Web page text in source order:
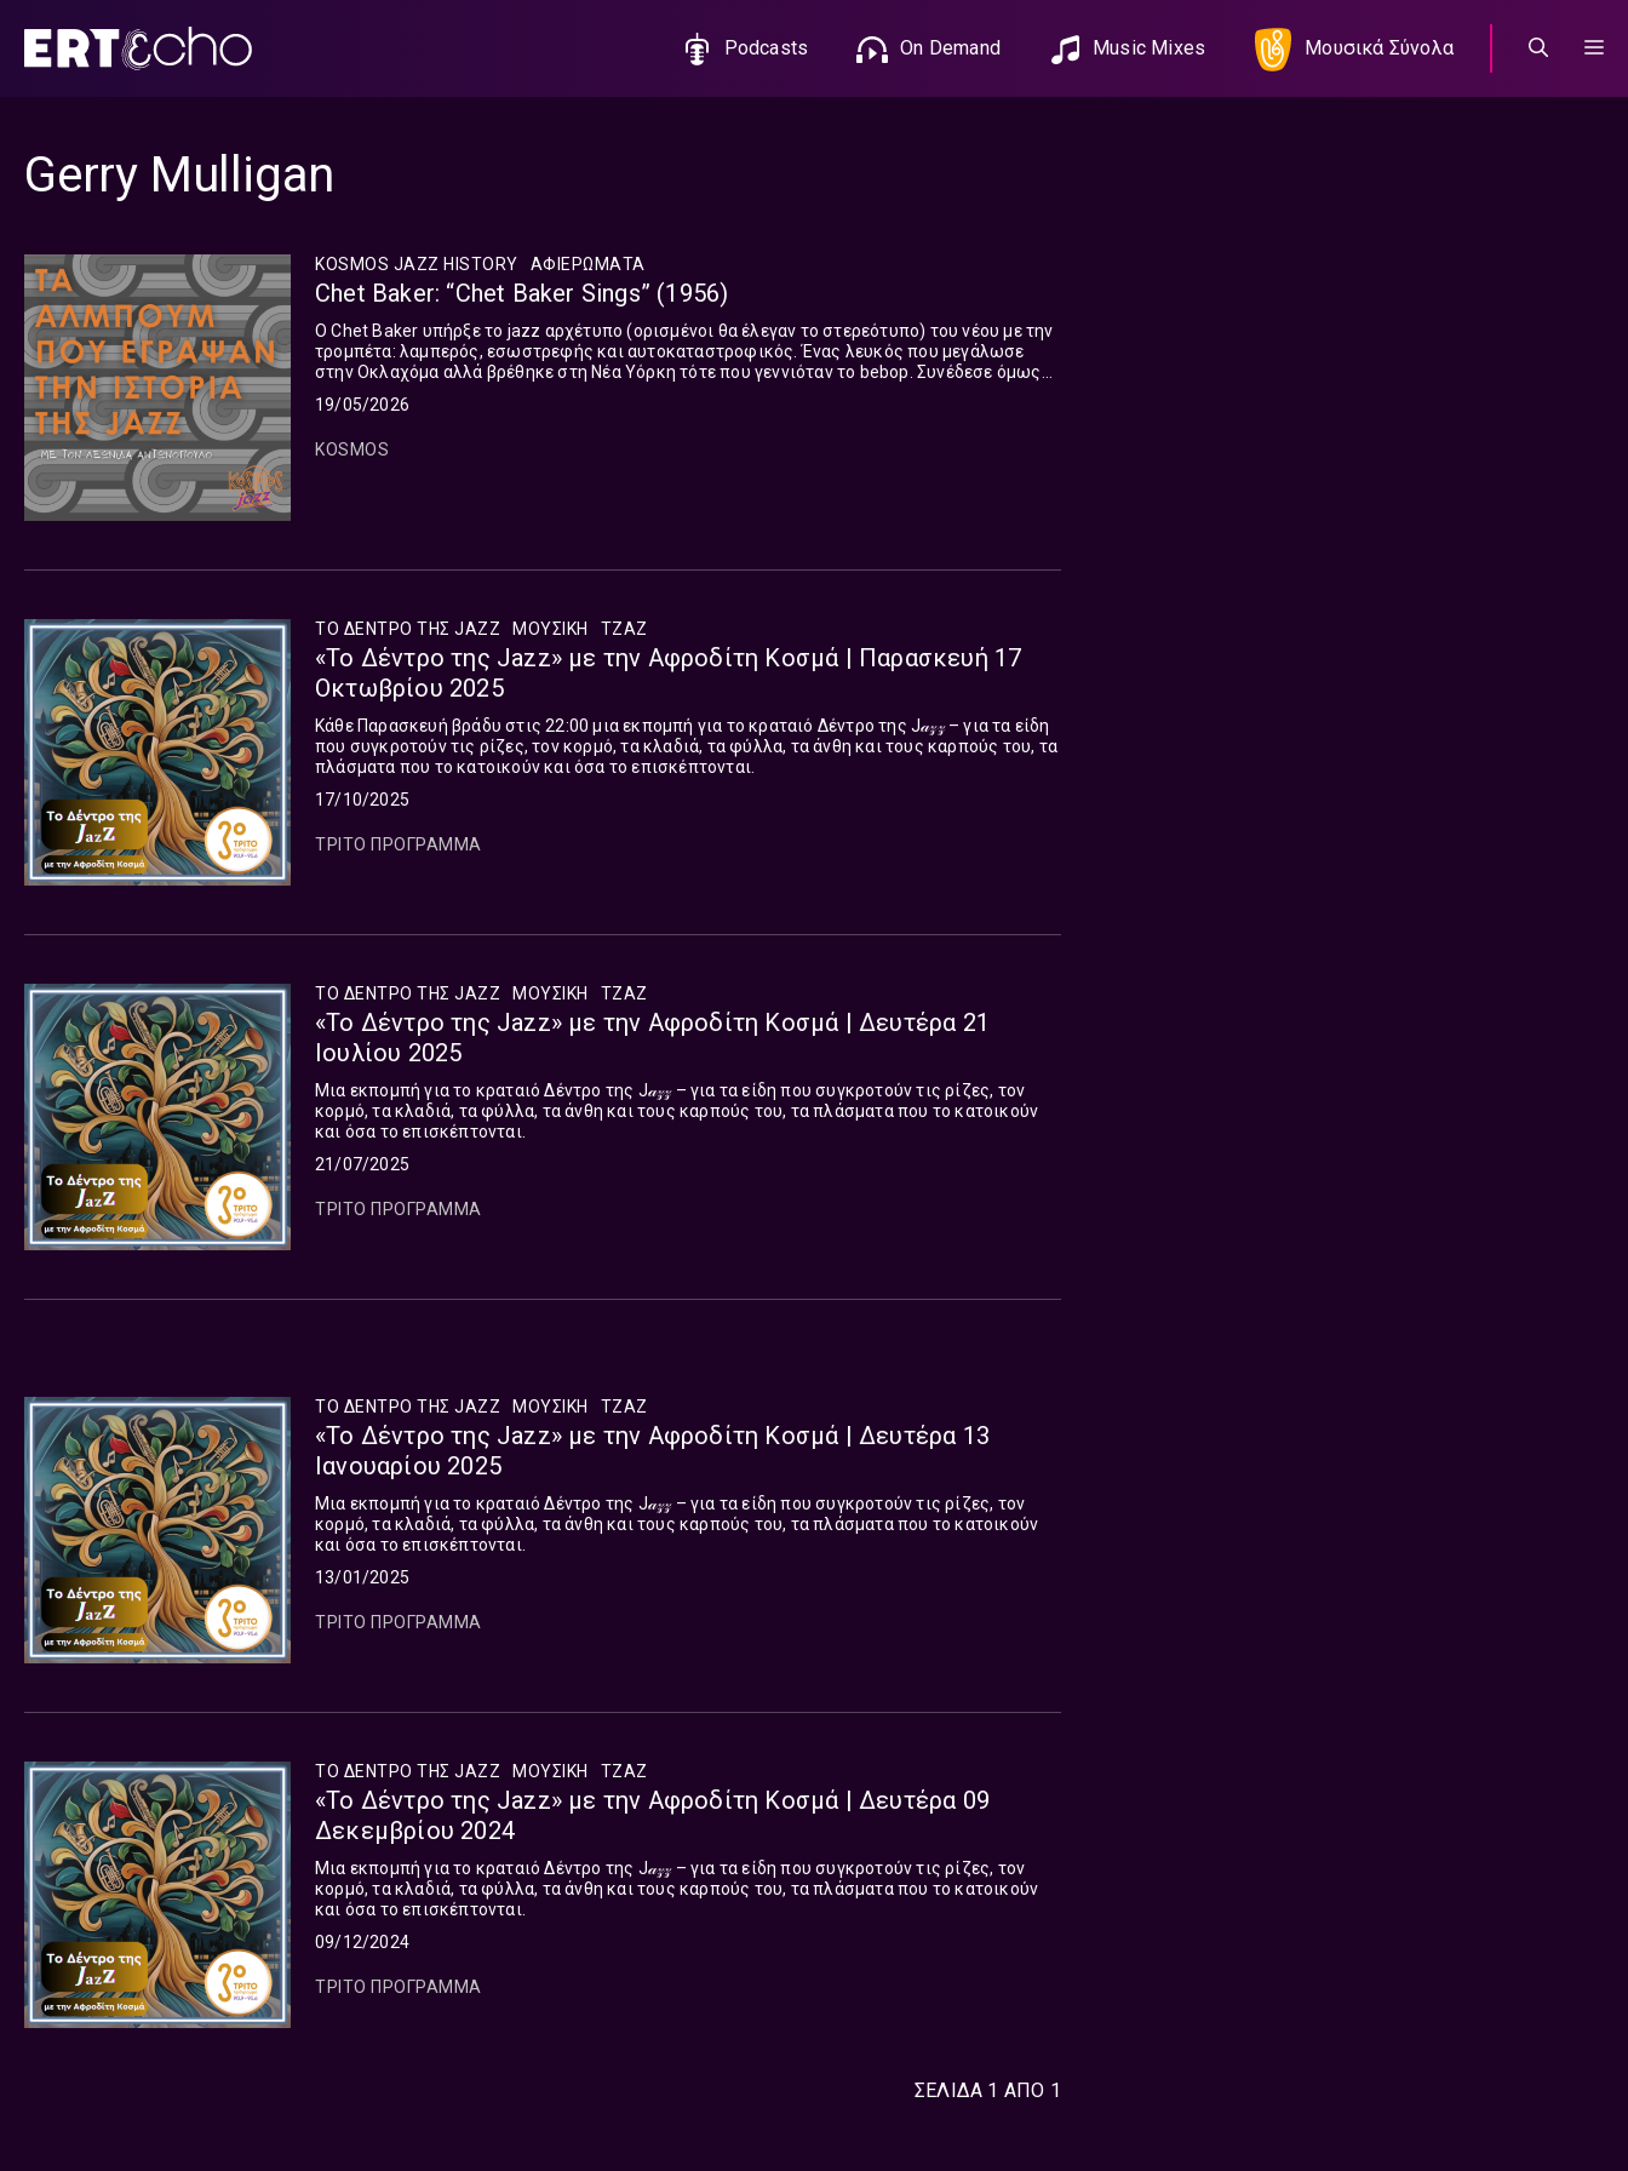
περιεχόμενο
Podcasts On Demand Music Mixes Μουσικά Σύνολα
Gerry Mulligan
KOSMOS JAZZ HISTORY ΑΦΙΕΡΏΜΑΤΑ
Chet Baker: “Chet Baker Sings” (1956)
Ο Chet Baker υπήρξε το jazz αρχέτυπο (ορισμένοι θα έλεγαν το στερεότυπο) του νέου με την
τρομπέτα: λαμπερός, εσωστρεφής και αυτοκαταστροφικός. Ένας λευκός που μεγάλωσε
στην Οκλαχόμα αλλά βρέθηκε στη Νέα Υόρκη τότε που γεννιόταν το bebop. Συνέδεσε όμως
19/05/2026
KOSMOS
ΤΟ ΔΕΝΤΡΟ ΤΗΣ JAZZ ΜΟΥΣΙΚΉ ΤΖΑΖ
«Το Δέντρο της Jazz» με την Αφροδίτη Κοσμά | Παρασκευή 17
Οκτωβρίου 2025
Κάθε Παρασκευή βράδυ στις 22:00 μια εκπομπή για το κραταιό Δέντρο της J𝒶𝓏𝓏 – για τα είδη
που συγκροτούν τις ρίζες, τον κορμό, τα κλαδιά, τα φύλλα, τα άνθη και τους καρπούς του, τα
πλάσματα που το κατοικούν και όσα το επισκέπτονται.
17/10/2025
ΤΡΙΤΟ ΠΡΟΓΡΑΜΜΑ
ΤΟ ΔΕΝΤΡΟ ΤΗΣ JAZZ ΜΟΥΣΙΚΉ ΤΖΑΖ
«Το Δέντρο της Jazz» με την Αφροδίτη Κοσμά | Δευτέρα 21
Ιουλίου 2025
Μια εκπομπή για το κραταιό Δέντρο της J𝒶𝓏𝓏 – για τα είδη που συγκροτούν τις ρίζες, τον
κορμό, τα κλαδιά, τα φύλλα, τα άνθη και τους καρπούς του, τα πλάσματα που το κατοικούν
και όσα το επισκέπτονται.
21/07/2025
ΤΡΙΤΟ ΠΡΟΓΡΑΜΜΑ
ΤΟ ΔΕΝΤΡΟ ΤΗΣ JAZZ ΜΟΥΣΙΚΉ ΤΖΑΖ
«Το Δέντρο της Jazz» με την Αφροδίτη Κοσμά | Δευτέρα 13
Ιανουαρίου 2025
Μια εκπομπή για το κραταιό Δέντρο της J𝒶𝓏𝓏 – για τα είδη που συγκροτούν τις ρίζες, τον
κορμό, τα κλαδιά, τα φύλλα, τα άνθη και τους καρπούς του, τα πλάσματα που το κατοικούν
και όσα το επισκέπτονται.
13/01/2025
ΤΡΙΤΟ ΠΡΟΓΡΑΜΜΑ
ΤΟ ΔΕΝΤΡΟ ΤΗΣ JAZZ ΜΟΥΣΙΚΉ ΤΖΑΖ
«Το Δέντρο της Jazz» με την Αφροδίτη Κοσμά | Δευτέρα 09
Δεκεμβρίου 2024
Μια εκπομπή για το κραταιό Δέντρο της J𝒶𝓏𝓏 – για τα είδη που συγκροτούν τις ρίζες, τον
κορμό, τα κλαδιά, τα φύλλα, τα άνθη και τους καρπούς του, τα πλάσματα που το κατοικούν
και όσα το επισκέπτονται.
09/12/2024
ΤΡΙΤΟ ΠΡΟΓΡΑΜΜΑ
ΣΕΛΙΔΑ 1 ΑΠΟ 1